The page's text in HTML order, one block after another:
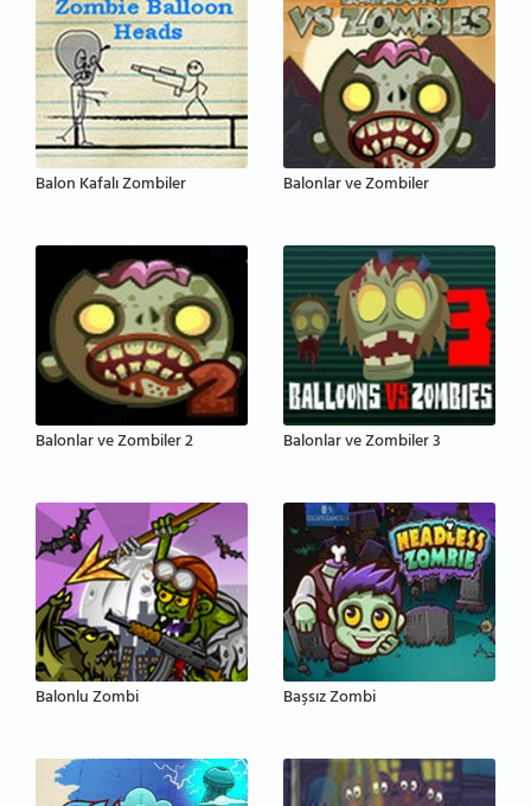
Balon Kafalı Zombiler Balonlar ve Zombiler
Balonlar ve Zombiler 2 Balonlar ve Zombiler 3
Balonlu Zombi Başsız Zombi